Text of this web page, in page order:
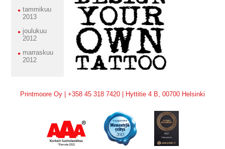
tammikuu
2013
joulukuu
2012
marraskuu
2012
Printmoore Oy | +358 45 318 7420 | Hyttitie 4 B, 00700 Helsinki